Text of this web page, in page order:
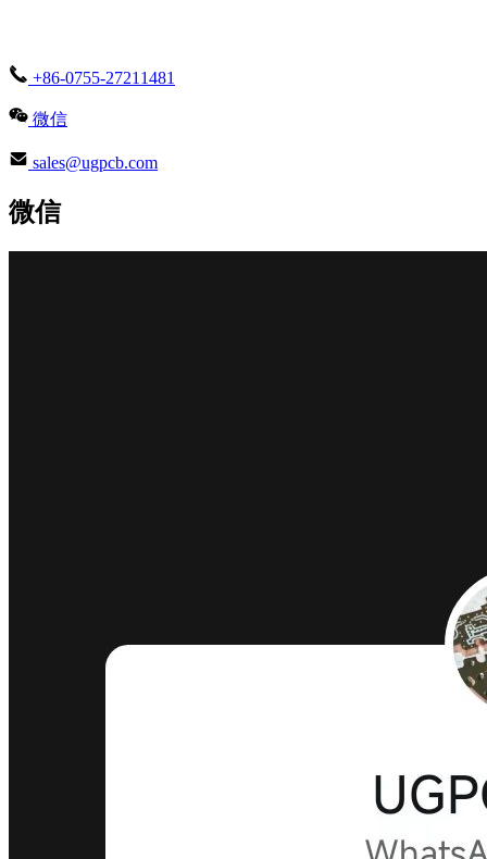
+86-0755-27211481
微信
sales@ugpcb.com
微信